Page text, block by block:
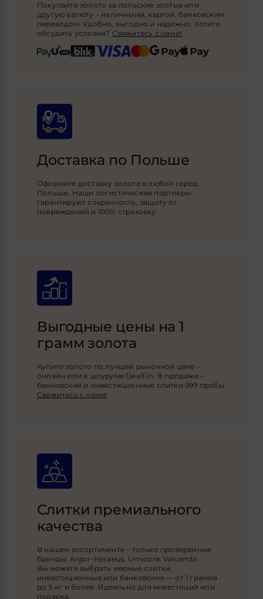
Покупайте золото за польские злотые или
другую валюту – наличными, картой, банковским
переводом. Удобно, выгодно и надежно. Хотите
обсудить условия? Свяжитесь с нами!
Доставка по Польше
Оформите доставку золота в любой город
Польши. Наши логистические партнеры
гарантируют сохранность, защиту от
повреждений и 100% страховку.
Слитки премиального
качества
В нашем ассортименте – только проверенные
бренды: Argor-Heraeus, Umicore, Valcambi.
Вы можете выбрать мерные слитки,
инвестиционные или банковские — от 1 грамма
до 5 кг и более. Идеально для инвестиций или
подарка.
Выгодные цены на 1
грамм золота
Купите золото по лучшей рыночной цене –
онлайн или в шоуруме DealFin. В продаже –
банковские и инвестиционные слитки 999 пробы.
Свяжитесь с нами!